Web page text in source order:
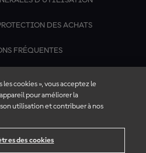
DES ACHATS
FRÉQUENTES
cookies », vous acceptez le
pour améliorer la
utilisation et contribuer à nos
des cookies